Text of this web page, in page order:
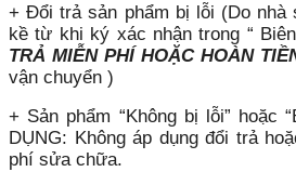
+ Đổi trả sản phẩm bị lỗi (Do nhà
kề từ khi ký xác nhận trong “
TRẢ MIỄN PHÍ HOẶC HOÀN
vận chuyển )
+ Sản phẩm “Không bị lỗi” hoặc
DỤNG: Không áp dụng đổi trả
phí sửa chữa.